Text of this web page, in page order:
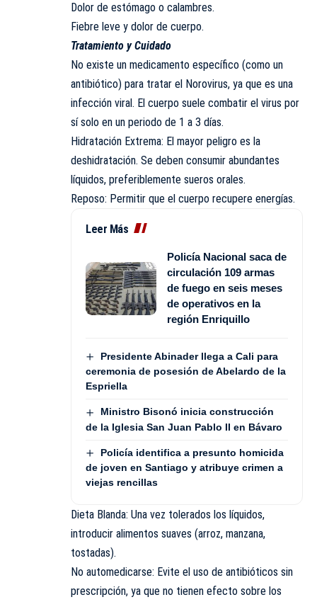
​Dolor de estómago o calambres.
​Fiebre leve y dolor de cuerpo.
​Tratamiento y Cuidado
​No existe un medicamento específico (como un
antibiótico) para tratar el Norovirus, ya que es una
infección viral. El cuerpo suele combatir el virus por
sí solo en un periodo de 1 a 3 días.
​Hidratación Extrema: El mayor peligro es la
deshidratación. Se deben consumir abundantes
líquidos, preferiblemente sueros orales.
​Reposo: Permitir que el cuerpo recupere energías.
Leer Más
Policía Nacional saca de
circulación 109 armas
de fuego en seis meses
de operativos en la
región Enriquillo
Presidente Abinader llega a Cali para
ceremonia de posesión de Abelardo de la
Espriella
Ministro Bisonó inicia construcción
de la Iglesia San Juan Pablo II en Bávaro
Policía identifica a presunto homicida
de joven en Santiago y atribuye crimen a
viejas rencillas
​Dieta Blanda: Una vez tolerados los líquidos,
introducir alimentos suaves (arroz, manzana,
tostadas).
​No automedicarse: Evite el uso de antibióticos sin
prescripción, ya que no tienen efecto sobre los